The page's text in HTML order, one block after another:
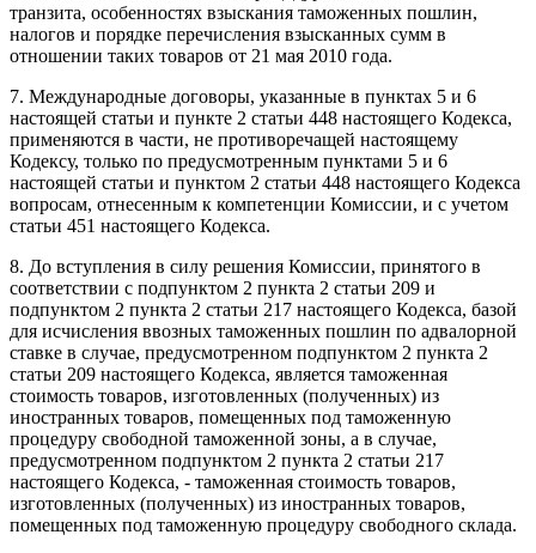
транзита, особенностях взыскания таможенных пошлин,
налогов и порядке перечисления взысканных сумм в
отношении таких товаров от 21 мая 2010 года.
7. Международные договоры, указанные в пунктах 5 и 6
настоящей статьи и пункте 2 статьи 448 настоящего Кодекса,
применяются в части, не противоречащей настоящему
Кодексу, только по предусмотренным пунктами 5 и 6
настоящей статьи и пунктом 2 статьи 448 настоящего Кодекса
вопросам, отнесенным к компетенции Комиссии, и с учетом
статьи 451 настоящего Кодекса.
8. До вступления в силу решения Комиссии, принятого в
соответствии с подпунктом 2 пункта 2 статьи 209 и
подпунктом 2 пункта 2 статьи 217 настоящего Кодекса, базой
для исчисления ввозных таможенных пошлин по адвалорной
ставке в случае, предусмотренном подпунктом 2 пункта 2
статьи 209 настоящего Кодекса, является таможенная
стоимость товаров, изготовленных (полученных) из
иностранных товаров, помещенных под таможенную
процедуру свободной таможенной зоны, а в случае,
предусмотренном подпунктом 2 пункта 2 статьи 217
настоящего Кодекса, - таможенная стоимость товаров,
изготовленных (полученных) из иностранных товаров,
помещенных под таможенную процедуру свободного склада.